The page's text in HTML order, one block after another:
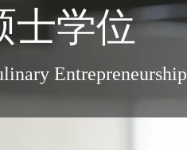
士学位
Entrepreneurship